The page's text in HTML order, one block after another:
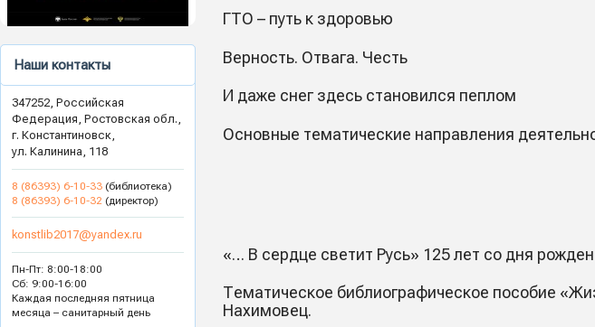
Наши контакты
347252, Российская
Федерация, Ростовская обл.,
г. Константиновск,
ул. Калинина, 118
8 (86393) 6-10-33 (библиотека)
8 (86393) 6-10-32 (директор)
konstlib2017@yandex.ru
Пн-Пт: 8:00-18:00
Сб: 9:00-16:00
Каждая последняя пятница
месяца – санитарный день
ГТО – путь к здоровью
Верность. Отвага. Честь
И даже снег здесь становился пеплом
Основные тематические направления
«… В сердце светит Русь» 125 лет со дня
Тематическое библиографическое пособие
Нахимовец.